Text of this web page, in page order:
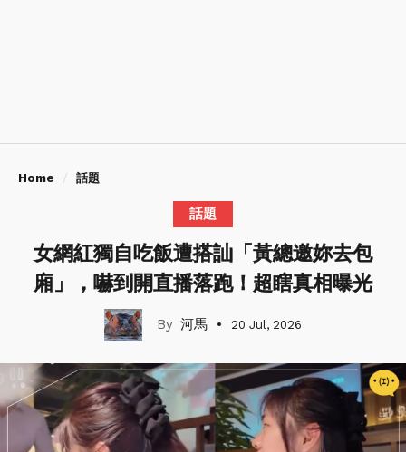
Home 話題
話題
女網紅獨自吃飯遭搭訕「黃總邀妳去包
廂」，嚇到開直播落跑！超瞎真相曝光
河馬 20 Jul, 2026